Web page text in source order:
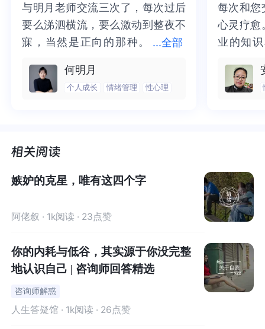
的认知往往会造成女性的心灵受到不同程度的伤害，下面
就让我来梳理一下这些容易被混淆的点。
女性在爱情中常常
混淆自我投射与真实他人
...全部
与明月老师交流三次了，每次过后
要么涕泗横流，要么激动到整夜不
寐，当然是正向的那种。
来，觉得不必再踽踽独行，也不必
再困于桎梏，更不必觉得这半生所
前行。
与明月老师交流三次了，每次过后
要么涕泗横流，要么激动到整夜不
寐，当然是正向的那种。二十多年
不必再踽踽独行，也不必再困于桎
梏，更不必觉得这半生所积，靡有
行。
何明月
个人成长 情绪管理 性心理
每次和您
心灵疗愈
业的知
我喘不
逐渐释
每次和您
心灵疗愈
业的知识
气的情
然。感
嫉妒的克星，唯有这四个字
阿佬叙 · 1k阅读 · 23点赞
你的内耗与低谷，其实源于你没完整
地认识自己 | 咨询师回答精选
咨询师解惑
人生答疑馆 · 1k阅读 · 26点赞